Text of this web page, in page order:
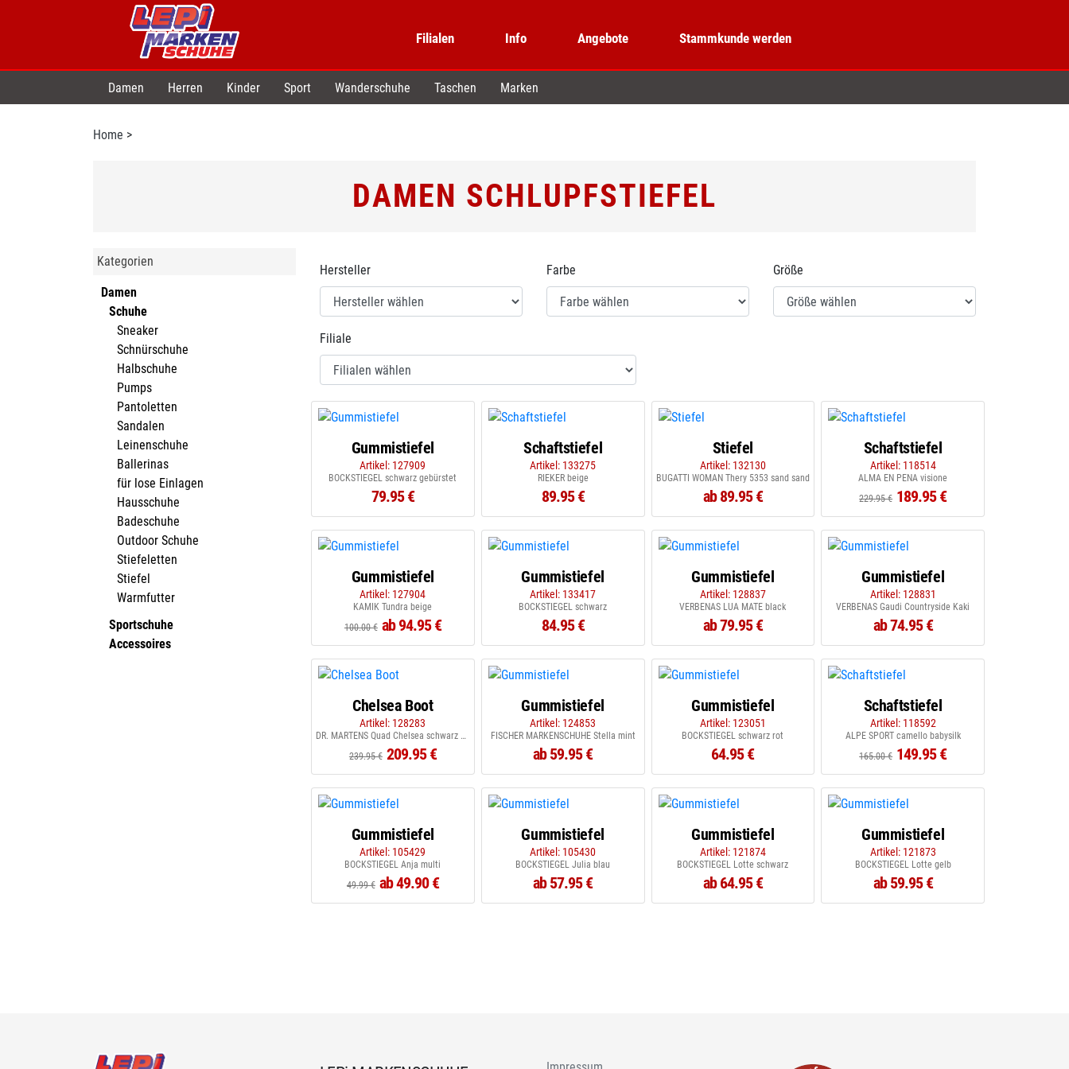
Filialen Info Angebote Stammkunde werden
Damen Herren Kinder Sport Wanderschuhe Taschen Marken
Home >
DAMEN SCHLUPFSTIEFEL
Kategorien
Damen
Schuhe
Sneaker
Schnürschuhe
Halbschuhe
Pumps
Pantoletten
Sandalen
Leinenschuhe
Ballerinas
für lose Einlagen
Hausschuhe
Badeschuhe
Outdoor Schuhe
Stiefeletten
Stiefel
Warmfutter
Sportschuhe
Accessoires
Hersteller Farbe Größe
Filiale
Gummistiefel
Artikel: 127909
BOCKSTIEGEL schwarz gebürstet
79.95 €
Schaftstiefel
Artikel: 133275
RIEKER beige
89.95 €
Stiefel
Artikel: 132130
BUGATTI WOMAN Thery 5353 sand sand
ab 89.95 €
Schaftstiefel
Artikel: 118514
ALMA EN PENA visione
229.95 € 189.95 €
Gummistiefel
Artikel: 127904
KAMIK Tundra beige
100.00 € ab 94.95 €
Gummistiefel
Artikel: 133417
BOCKSTIEGEL schwarz
84.95 €
Gummistiefel
Artikel: 128837
VERBENAS LUA MATE black
ab 79.95 €
Gummistiefel
Artikel: 128831
VERBENAS Gaudi Countryside Kaki
ab 74.95 €
Chelsea Boot
Artikel: 128283
DR. MARTENS Quad Chelsea schwarz WF
239.95 € 209.95 €
Gummistiefel
Artikel: 124853
FISCHER MARKENSCHUHE Stella mint
ab 59.95 €
Gummistiefel
Artikel: 123051
BOCKSTIEGEL schwarz rot
64.95 €
Schaftstiefel
Artikel: 118592
ALPE SPORT camello babysilk
165.00 € 149.95 €
Gummistiefel
Artikel: 105429
BOCKSTIEGEL Anja multi
49.99 € ab 49.90 €
Gummistiefel
Artikel: 105430
BOCKSTIEGEL Julia blau
ab 57.95 €
Gummistiefel
Artikel: 121874
BOCKSTIEGEL Lotte schwarz
ab 64.95 €
Gummistiefel
Artikel: 121873
BOCKSTIEGEL Lotte gelb
ab 59.95 €